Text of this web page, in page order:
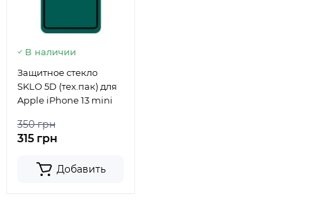
В наличии
Защитное стекло
SKLO 5D (тех.пак) для
Apple iPhone 13 mini
350 грн
315 грн
Добавить